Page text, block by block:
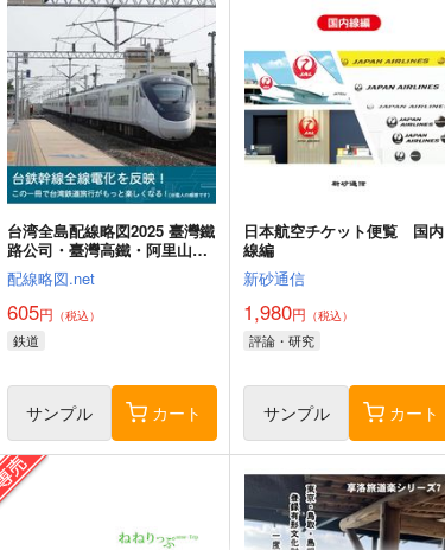
台湾全島配線略図2025 臺灣鐵
路公司・臺灣高鐵・阿里山森
林鐵路
配線略図.net
605円 （税込）
鉄道
サンプル カート
日本航空チケット便覧 国内
線編
新砂通信
1,980円 （税込）
評論・研究
サンプル カート